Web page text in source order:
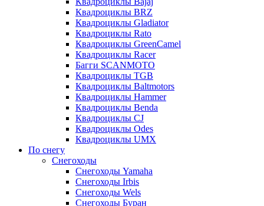
Квадроциклы BRZ
Квадроциклы Gladiator
Квадроциклы Rato
Квадроциклы GreenCamel
Квадроциклы Racer
Багги SCANMOTO
Квадроциклы TGB
Квадроциклы Baltmotors
Квадроциклы Hammer
Квадроциклы Benda
Квадроциклы CJ
Квадроциклы Odes
Квадроциклы UMX
По снегу
Снегоходы
Снегоходы Yamaha
Снегоходы Irbis
Снегоходы Wels
Снегоходы Буран